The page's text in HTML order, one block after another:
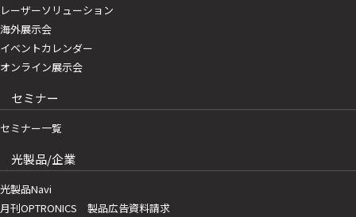
レーザーソリューション
海外展示会
イベントカレンダー
オンライン展示会
セミナー
セミナー一覧
光製品/企業
光製品Navi
月刊OPTRONICS 製品広告資料請求